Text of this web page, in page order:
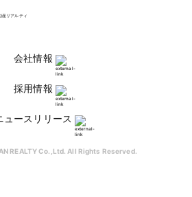
会社情報
採用情報
ュースリリース
REALTY Co.,Ltd. All Rights Reserved.